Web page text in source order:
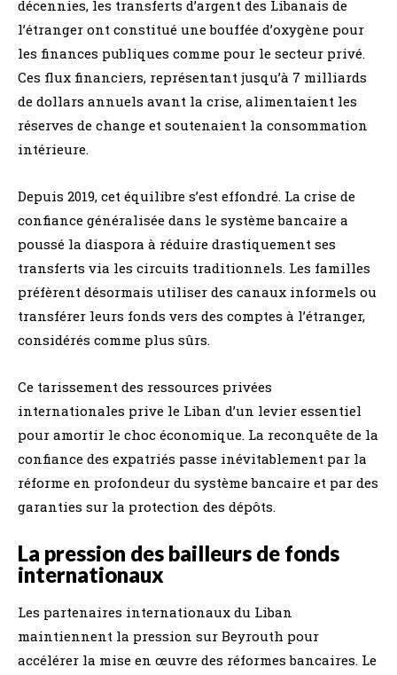
décennies, les transferts d’argent des Libanais de
l’étranger ont constitué une bouffée d’oxygène pour
les finances publiques comme pour le secteur privé.
Ces flux financiers, représentant jusqu’à 7 milliards
de dollars annuels avant la crise, alimentaient les
réserves de change et soutenaient la consommation
intérieure.
Depuis 2019, cet équilibre s’est effondré. La crise de
confiance généralisée dans le système bancaire a
poussé la diaspora à réduire drastiquement ses
transferts via les circuits traditionnels. Les familles
préfèrent désormais utiliser des canaux informels ou
transférer leurs fonds vers des comptes à l’étranger,
considérés comme plus sûrs.
Ce tarissement des ressources privées
internationales prive le Liban d’un levier essentiel
pour amortir le choc économique. La reconquête de la
confiance des expatriés passe inévitablement par la
réforme en profondeur du système bancaire et par des
garanties sur la protection des dépôts.
La pression des bailleurs de fonds
internationaux
Les partenaires internationaux du Liban
maintiennent la pression sur Beyrouth pour
accélérer la mise en œuvre des réformes bancaires. Le